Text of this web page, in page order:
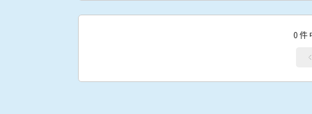
0件